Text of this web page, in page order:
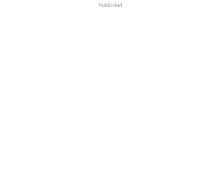
Publicidad